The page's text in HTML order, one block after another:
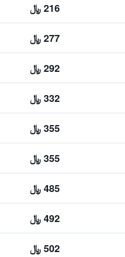
216 ﷼
277 ﷼
292 ﷼
332 ﷼
355 ﷼
355 ﷼
485 ﷼
492 ﷼
502 ﷼